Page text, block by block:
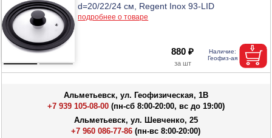
d=20/22/24 см, Regent Inox 93-LID
подробнее о товаре
880 ₽
Альметьевск, ул. Геофизическая, 1В
+7 939 105-08-00(пн-сб 8:00-20:00, вс до 19:00)
Альметьевск, ул. Шевченко, 25
+7 960 086-77-86 (пн-вс 8:00-20:00)